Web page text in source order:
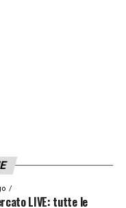
al
davvero
LIVE: tutte le